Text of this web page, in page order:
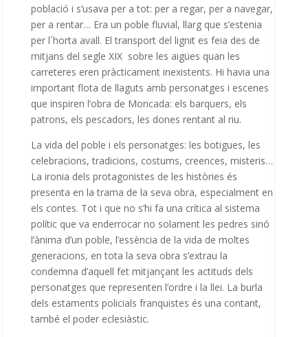
població i s’usava per a tot: per a regar, per a navegar,
per a rentar… Era un poble fluvial, llarg que s’estenia
per l´horta avall. El transport del lignit es feia des de
mitjans del segle XIX sobre les aigües quan les
carreteres eren pràcticament inexistents. Hi havia una
important flota de llaguts amb personatges i escenes
que inspiren l’obra de Moncada: els barquers, els
patrons, els pescadors, les dones rentant al riu.
La vida del poble i els personatges: les botigues, les
celebracions, tradicions, costums, creences, misteris…
La ironia dels protagonistes de les històries és
presenta en la trama de la seva obra, especialment en
els contes. Tot i que no s’hi fa una crítica al sistema
polític que va enderrocar no solament les pedres sinó
l’ànima d’un poble, l’essència de la vida de moltes
generacions, en tota la seva obra s’extrau la
condemna d’aquell fet mitjançant les actituds dels
personatges que representen l’ordre i la llei. La burla
dels estaments policials franquistes és una contant,
també el poder eclesiàstic.